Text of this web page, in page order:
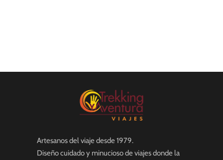
Artesanos del viaje desde 1979.
Diseño cuidado y minucioso de viajes donde la